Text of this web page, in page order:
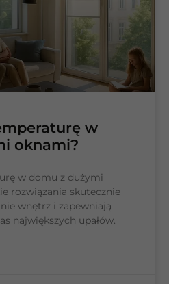
w
oknami?
w domu z dużymi
rozwiązania skutecznie
wnętrz i zapewniają
największych upałów.